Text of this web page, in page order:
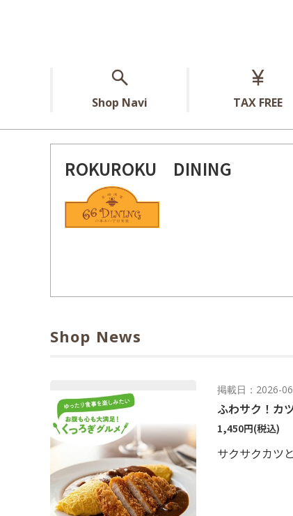
Shop Navi TAX FREE
ROKUROKU DINING
Shop News
掲載日：2026-
ふわサク！カ
1,450円(税込)
サクサクカツ